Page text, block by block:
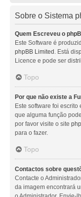
Sobre o Sistema
Quem Escreveu o
Este Software é
phpBB Limited. Está
Licence e pode ser
Topo
Por que não existe a
Este software foi
que alguma função
por favor visite o site
para o fazer.
Topo
Contactos sobre
Contacte o
da imagem encontrará